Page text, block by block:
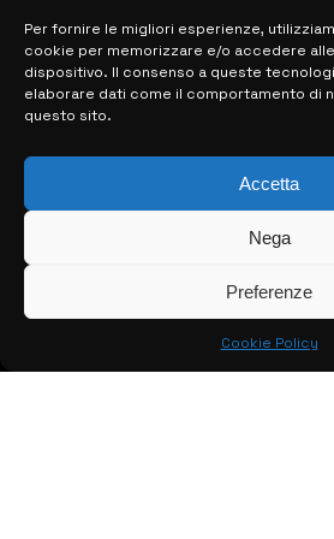
Per fornire le migliori esperienze,
cookie per memorizzare e/o accedere
dispositivo. Il consenso a queste
elaborare dati come il comportamento di
questo sito.
Accetta
Nega
Preferenze
Cookie Policy
MAPPA DEL SITO
> NOTIZIE
> CONTATTI